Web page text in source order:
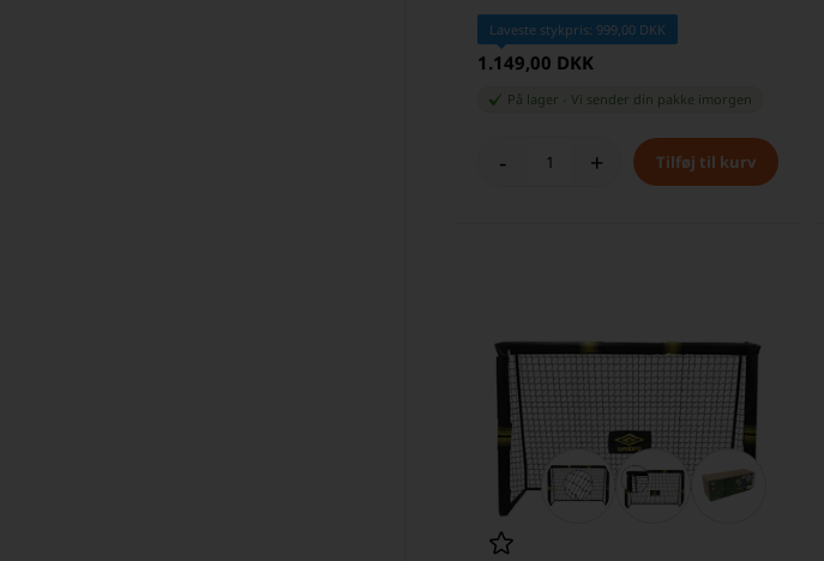
Laveste stykpris: 999,00 DKK
1.149,00 DKK
På lager -Vi sender din pakke imorgen
- +